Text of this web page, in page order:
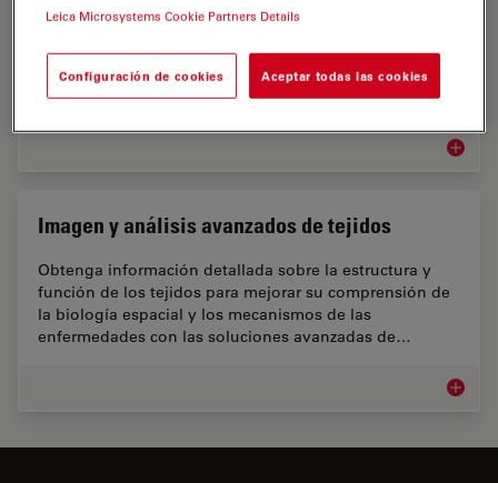
Para el sector biofarmacéutico, las soluciones de Leica
ayudan a acelerar el descubrimiento de fármacos,
mejoran el análisis celular y garantizan la integridad de
los datos de acuerdo con la…
Imagen y análisis avanzados de tejidos
Obtenga información detallada sobre la estructura y
función de los tejidos para mejorar su comprensión de
la biología espacial y los mecanismos de las
enfermedades con las soluciones avanzadas de…
Imagen
Leica Microsystems Cookie Partners Details
Configuración de cookies Aceptar todas las cookies